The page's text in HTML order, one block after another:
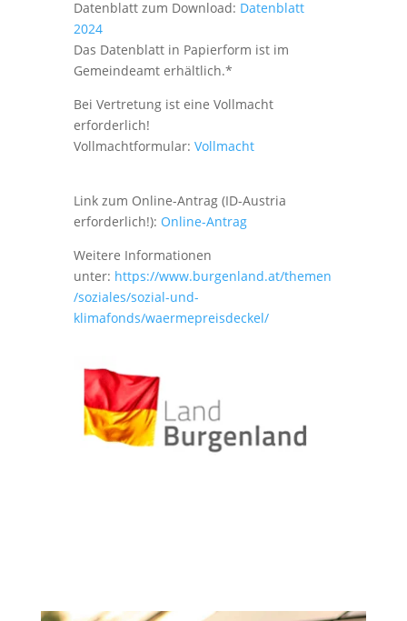
Datenblatt zum Download: Datenblatt
2024
Das Datenblatt in Papierform ist im
Gemeindeamt erhältlich.*
Bei Vertretung ist eine Vollmacht
erforderlich!
Vollmachtformular: Vollmacht
Link zum Online-Antrag (ID-Austria
erforderlich!): Online-Antrag
Weitere Informationen
unter: https://www.burgenland.at/themen
/soziales/sozial-und-
klimafonds/waermepreisdeckel/